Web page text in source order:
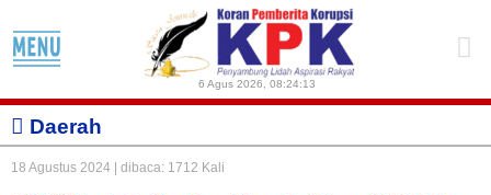
6 Agus 2026 08:24:13
Daerah
18 Agustus 2024 | dibaca: 1712 Kali